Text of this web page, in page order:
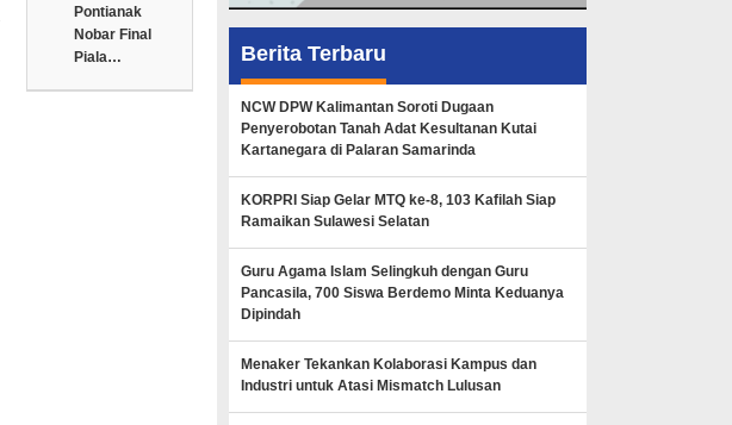
Pontianak
Nobar Final
Piala…
Berita Terbaru
NCW DPW Kalimantan Soroti Dugaan
Penyerobotan Tanah Adat Kesultanan Kutai
Kartanegara di Palaran Samarinda
KORPRI Siap Gelar MTQ ke-8, 103 Kafilah Siap
Ramaikan Sulawesi Selatan
Guru Agama Islam Selingkuh dengan Guru
Pancasila, 700 Siswa Berdemo Minta Keduanya
Dipindah
Menaker Tekankan Kolaborasi Kampus dan
Industri untuk Atasi Mismatch Lulusan